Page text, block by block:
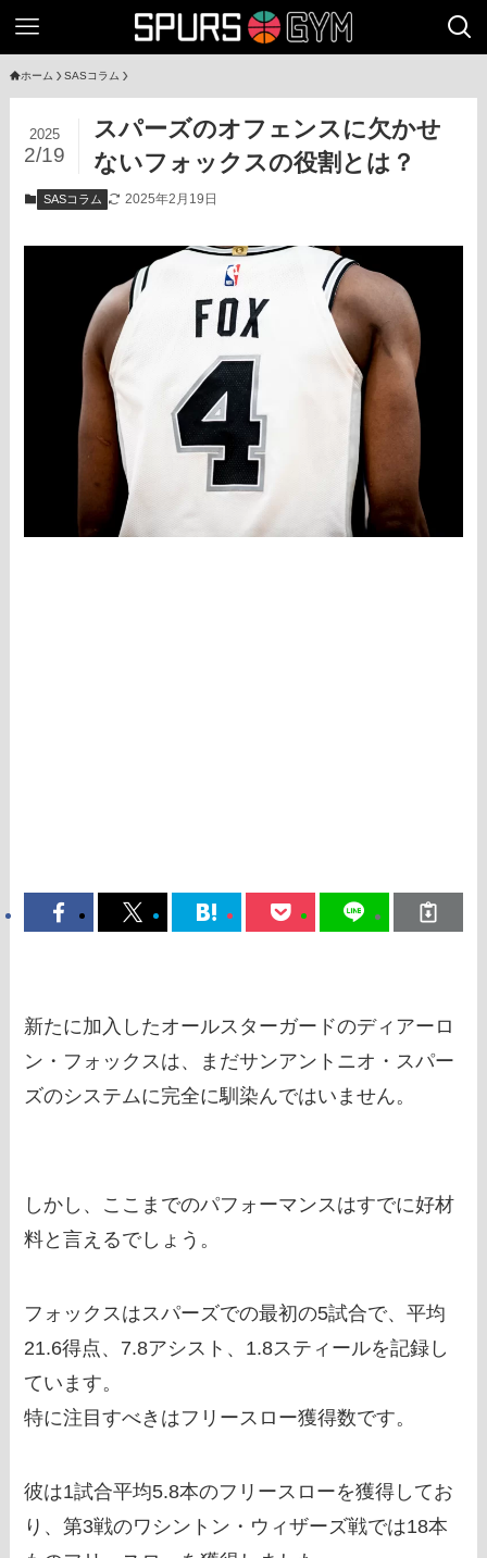
ホーム SASコラム
スパーズのオフェンスに欠かせ
ないフォックスの役割とは？
2025
2/19
SASコラム 2025年2月19日
新たに加入したオールスターガードのディアーロ
ン・フォックスは、まだサンアントニオ・スパー
ズのシステムに完全に馴染んではいません。
しかし、ここまでのパフォーマンスはすでに好材
料と言えるでしょう。
フォックスはスパーズでの最初の5試合で、平均
21.6得点、7.8アシスト、1.8スティールを記録し
ています。
特に注目すべきはフリースロー獲得数です。
彼は1試合平均5.8本のフリースローを獲得してお
り、第3戦のワシントン・ウィザーズ戦では18本